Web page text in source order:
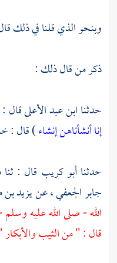
وبنحو الذي قلنا في ذلك
ذكر من قال ذلك :
حدثناابن عبد الأعلىقال :
إنا أنشأناهن إنشاء) قال :
حدثناأبو كريب قال : ثنا
جابر الجعفي، عنيزيد بن
الله - صلى الله عليه
قال : " من الثيب